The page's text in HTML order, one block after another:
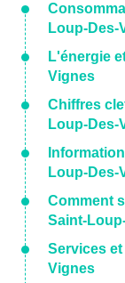
Loup-Des-
L'énergie
Vignes
Chiffres
Loup-Des-
Loup-Des-
Comment
Saint-
Services
Vignes